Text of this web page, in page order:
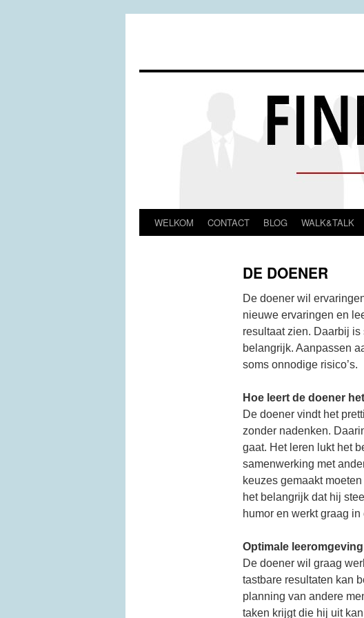
Spring
WELKOM CONTACT BLOG WALK&TALK
DE DOENER
De doener wil
nieuwe ervaringen en
resultaat zien. Daarbij
belangrijk. Aanpassen
soms onnodige risico’s.
Hoe leert de doener
De doener vindt het
zonder nadenken.
gaat. Het leren lukt het
samenwerking met
keuzes gemaakt
het belangrijk dat hij
humor en werkt graag
Optimale leeromgeving
De doener wil graag
tastbare resultaten kan
planning van andere
taken krijgt die hij uit